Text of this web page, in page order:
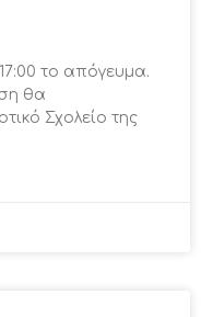
το απόγευμα.
θα
Σχολείο της